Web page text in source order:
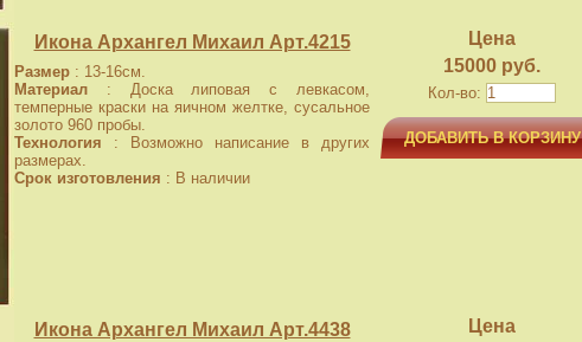
Икона Архангел Михаил Арт.4215
Размер : 13-16см.
Материал : Доска липовая с левкасом,
темперные краски на яичном желтке, сусальное
золото 960 пробы.
Технология : Возможно написание в других
размерах.
Срок изготовления : В наличии
Цена
15000 руб.
Кол-во:
ДОБАВИТЬ В КОРЗИНУ
Икона Архангел Михаил Арт.4438
Цена